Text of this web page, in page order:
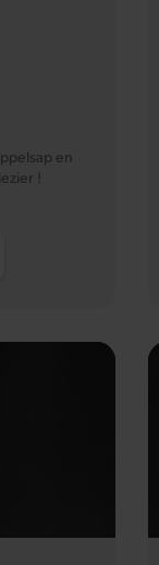
en
!